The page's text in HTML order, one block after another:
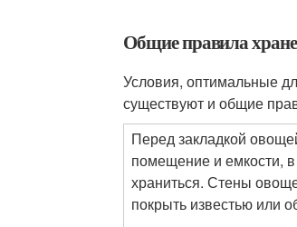
Общие правила
Условия, оптимальные
существуют и общие
Перед закладкой
помещение и емкости,
храниться. Стены
покрыть известью или